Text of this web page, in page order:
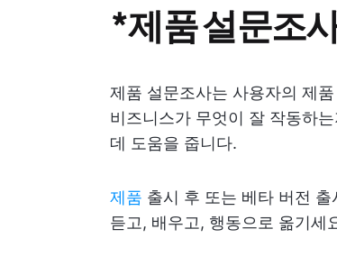
*제품 설문조
제품 설문조사는 사용자의 제
비즈니스가 무엇이 잘 작동하
데 도움을 줍니다.
제품 출시 후 또는 베타 버전 출
듣고, 배우고, 행동으로 옮기세